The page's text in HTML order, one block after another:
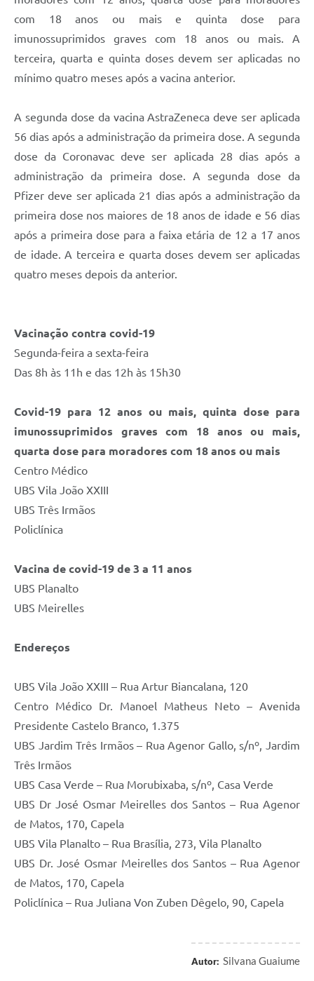
com 18 anos ou mais e quinta dose para
imunossuprimidos graves com 18 anos ou mais. A
terceira, quarta e quinta doses devem ser aplicadas no
mínimo quatro meses após a vacina anterior.
A segunda dose da vacina AstraZeneca deve ser aplicada
56 dias após a administração da primeira dose. A segunda
dose da Coronavac deve ser aplicada 28 dias após a
administração da primeira dose. A segunda dose da
Pfizer deve ser aplicada 21 dias após a administração da
primeira dose nos maiores de 18 anos de idade e 56 dias
após a primeira dose para a faixa etária de 12 a 17 anos
de idade. A terceira e quarta doses devem ser aplicadas
quatro meses depois da anterior.
Vacinação contra covid-19
Segunda-feira a sexta-feira
Das 8h às 11h e das 12h às 15h30
Covid-19 para 12 anos ou mais, quinta dose para
imunossuprimidos graves com 18 anos ou mais,
quarta dose para moradores com 18 anos ou mais
Centro Médico
UBS Vila João XXIII
UBS Três Irmãos
Policlínica
Vacina de covid-19 de 3 a 11 anos
UBS Planalto
UBS Meirelles
Endereços
UBS Vila João XXIII – Rua Artur Biancalana, 120
Centro Médico Dr. Manoel Matheus Neto – Avenida
Presidente Castelo Branco, 1.375
UBS Jardim Três Irmãos – Rua Agenor Gallo, s/nº, Jardim
Três Irmãos
UBS Casa Verde – Rua Morubixaba, s/nº, Casa Verde
UBS Dr José Osmar Meirelles dos Santos – Rua Agenor
de Matos, 170, Capela
UBS Vila Planalto – Rua Brasília, 273, Vila Planalto
UBS Dr. José Osmar Meirelles dos Santos – Rua Agenor
de Matos, 170, Capela
Policlínica – Rua Juliana Von Zuben Dêgelo, 90, Capela
Autor: Silvana Guaiume